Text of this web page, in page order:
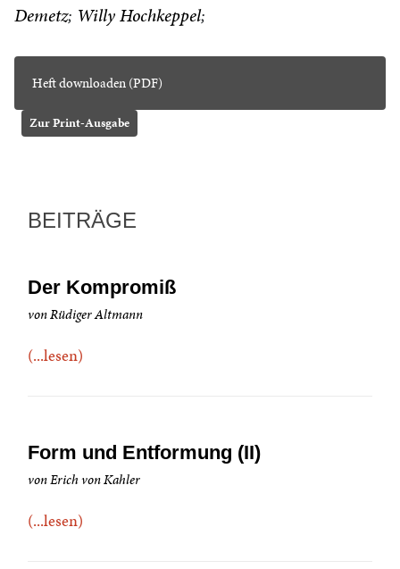
Demetz Willy Hochkeppel
Heft downloaden (PDF)
Zur Print-Ausgabe
BEITRÄGE
Der Kompromiß
von Rüdiger Altmann
(...lesen)
Form und Entformung (II)
von Erich von Kahler
(...lesen)